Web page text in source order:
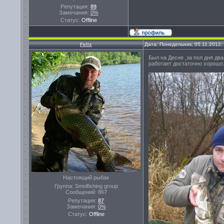
Репутация: 89
Замечания: 0%
Статус: Offline
Felix Дата: Понедельник,
Настоящий рыбак
Группа: Smolfishing group
Сообщений: 867
Репутация: 87
Замечания: 0%
Статус: Offline
Был на Десне ,за пол дня
работает достаточно хорошо.